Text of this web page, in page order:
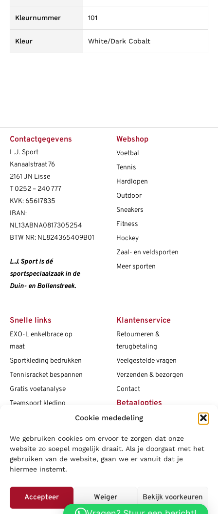
Cookie mededeling
We gebruiken cookies om ervoor te zorgen dat onze
website zo soepel mogelijk draait. Als je doorgaat met het
gebruiken van de website, gaan we er vanuit dat je
hiermee instemt.
Accepteer Weiger Bekijk voorkeuren
Kleurnummer 101
Kleur White/Dark Cobalt
Contactgegevens
L.J. Sport
Kanaalstraat 76
2161 JN Lisse
T 0252 – 240 777
KVK: 65617835
IBAN:
NL13ABNA0817305254
BTW NR: NL824365409B01
L.J. Sport is dé
sportspeciaalzaak in de
Duin- en Bollenstreek.
Webshop
Voetbal
Tennis
Hardlopen
Outdoor
Sneakers
Fitness
Hockey
Zaal- en veldsporten
Meer sporten
Snelle links
EXO-L enkelbrace op
maat
Sportkleding bedrukken
Tennisracket bespannen
Gratis voetanalyse
Teamsport kleding
Vacatures
Blogs
Klantenservice
Retourneren &
terugbetaling
Veelgestelde vragen
Verzenden & bezorgen
Contact
Betaalopties
Social media
LOWA|Adidas| Mizuno| Nike|Speedo|Asics |Babolat|Falke |